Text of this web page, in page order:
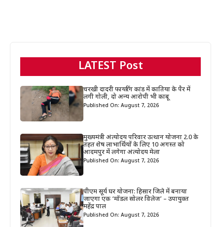
LATEST Post
चरखी दादरी फायरिंग कांड में कातिया के पैर में
लगी गोली, दो अन्य आरोपी भी काबू
Published On: August 7, 2026
मुख्यमंत्री अंत्योदय परिवार उत्थान योजना 2.0 के
तहत शेष लाभार्थियों के लिए 10 अगस्त को
आदमपुर में लगेगा अंत्योदय मेला
Published On: August 7, 2026
पीएम सूर्य घर योजना: हिसार जिले में बनाया
जाएगा एक ‘मॉडल सोलर विलेज’ – उपायुक्त
महेंद्र पाल
Published On: August 7, 2026